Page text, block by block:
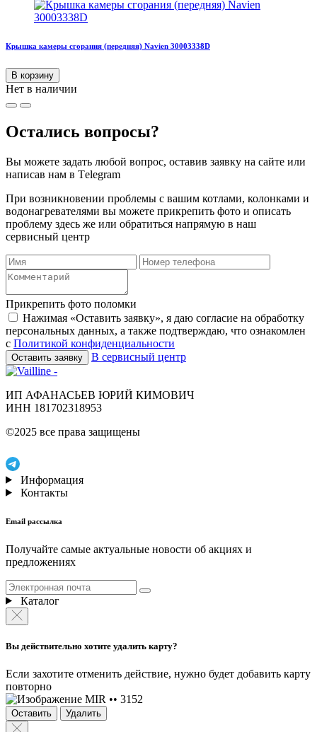
Крышка камеры сгорания (передняя) Navien 30003338D
В корзину
Нет в наличии
Остались вопросы?
Вы можете задать любой вопрос, оставив заявку на сайте или
написав нам в Тelegram
При возникновении проблемы с вашим котлами, колонками и
водонагревателями вы можете прикрепить фото и описать
проблему здесь же или обратиться напрямую в наш
сервисный центр
Прикрепить фото поломки
Нажимая «Оставить заявку», я даю согласие на обработку
персональных данных, а также подтверждаю, что ознакомлен
с Политикой конфиденциальности
Оставить заявку В сервисный центр
ИП АФАНАСЬЕВ ЮРИЙ КИМОВИЧ
ИНН 181702318953
©2025 все права защищены
Информация
Контакты
Email рассылка
Получайте самые актуальные новости об акциях и
предложениях
Каталог
Вы действительно хотите удалить карту?
Если захотите отменить действие, нужно будет добавить карту
повторно
MIR •• 3152
Оставить Удалить